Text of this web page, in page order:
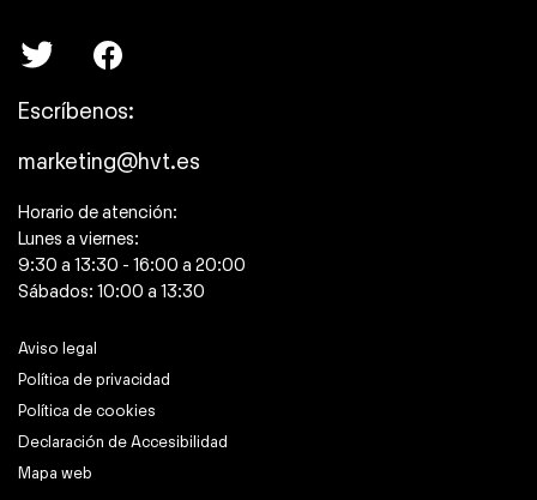
Escríbenos:
marketing@hvt.es
Horario de atención:
Lunes a viernes:
9:30 a 13:30 - 16:00 a 20:00
Sábados: 10:00 a 13:30
Aviso legal
Política de privacidad
Política de cookies
Declaración de Accesibilidad
Mapa web